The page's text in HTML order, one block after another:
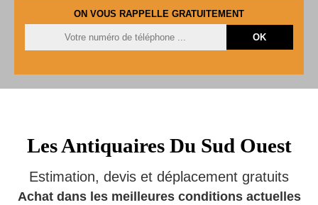
ON VOUS RAPPELLE GRATUITEMENT
Les Antiquaires Du Sud Ouest
Estimation, devis et déplacement gratuits
Achat dans les meilleures conditions actuelles